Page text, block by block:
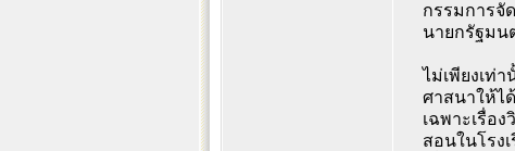
กรรมการจั
นายกรัฐมน
ไม่เพียงเท่
ศาสนาให้ไ
เฉพาะเรื่อ
สอนในโรง